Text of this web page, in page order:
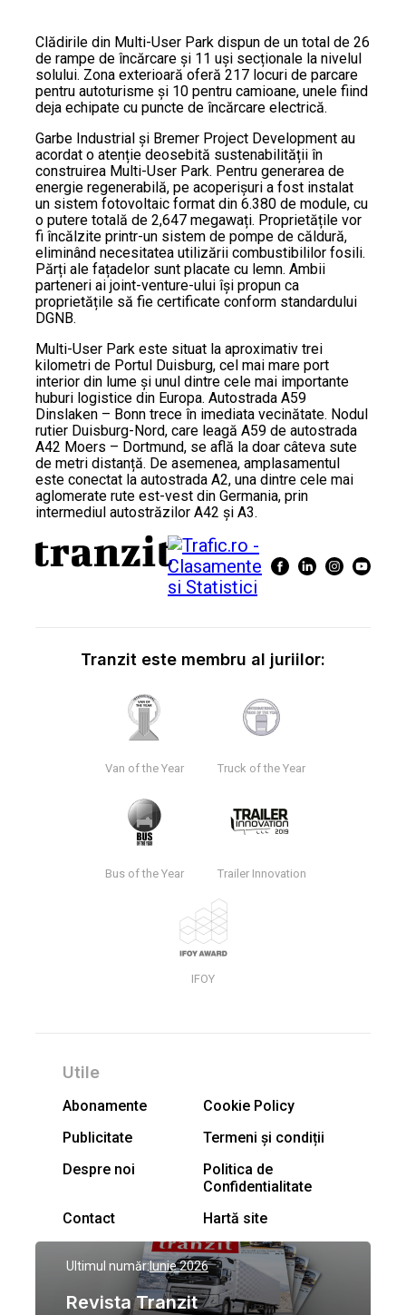
Clădirile din Multi-User Park dispun de un total de 26
de rampe de încărcare și 11 uși secționale la nivelul
solului. Zona exterioară oferă 217 locuri de parcare
pentru autoturisme și 10 pentru camioane, unele fiind
deja echipate cu puncte de încărcare electrică.
Garbe Industrial și Bremer Project Development au
acordat o atenție deosebită sustenabilității în
construirea Multi-User Park. Pentru generarea de
energie regenerabilă, pe acoperișuri a fost instalat
un sistem fotovoltaic format din 6.380 de module, cu
o putere totală de 2,647 megawați. Proprietățile vor
fi încălzite printr-un sistem de pompe de căldură,
eliminând necesitatea utilizării combustibililor fosili.
Părți ale fațadelor sunt placate cu lemn. Ambii
parteneri ai joint-venture-ului își propun ca
proprietățile să fie certificate conform standardului
DGNB.
Multi-User Park este situat la aproximativ trei
kilometri de Portul Duisburg, cel mai mare port
interior din lume și unul dintre cele mai importante
huburi logistice din Europa. Autostrada A59
Dinslaken – Bonn trece în imediata vecinătate. Nodul
rutier Duisburg-Nord, care leagă A59 de autostrada
A42 Moers – Dortmund, se află la doar câteva sute
de metri distanță. De asemenea, amplasamentul
este conectat la autostrada A2, una dintre cele mai
aglomerate rute est-vest din Germania, prin
intermediul autostrăzilor A42 și A3.
Tranzit este membru al juriilor:
Van of the Year Truck of the Year
Bus of the Year Trailer Innovation
IFOY
Utile
Abonamente
Cookie Policy
Publicitate
Termeni și condiții
Despre noi
Politica de
Confidentialitate
Contact
Hartă site
Ultimul număr:Iunie 2026
Revista Tranzit